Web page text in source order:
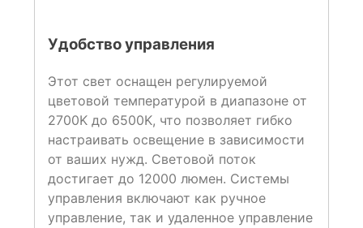
Удобство управления
Этот свет оснащен регулируемой
цветовой температурой в диапазоне от
2700K до 6500K, что позволяет гибко
настраивать освещение в зависимости
от ваших нужд. Световой поток
достигает до 12000 люмен. Системы
управления включают как ручное
управление, так и удаленное управление